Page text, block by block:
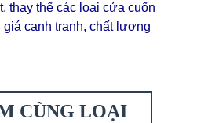
thay thế các loại cửa cuốn
cạnh tranh, chất lượng
CÙNG LOẠI